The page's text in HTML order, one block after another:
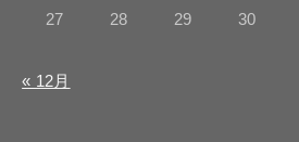
27 28 29
30
« 12月